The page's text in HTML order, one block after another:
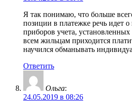
Я так понимаю, что больше
позиции в платежке речь идет
приборов учета,
всем жильцам приходится
научился обманывать
Ответить
Ольга:
24.05.2019 в 08:26